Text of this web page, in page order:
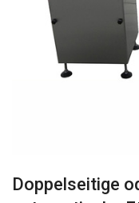
Doppelseitige